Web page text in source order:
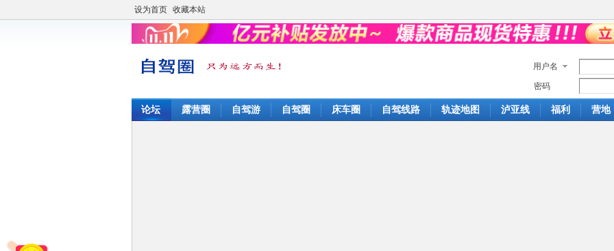
设为首页 收藏本站
用户名
密码
论坛 露营圈 自驾游 自驾圈 床车圈 自驾线路 轨迹地图 泸亚线 福利 营地